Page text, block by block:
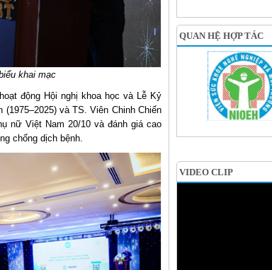
khai mạc
động Hội nghị khoa học và Lễ Kỷ
và TS. Viên Chinh Chiến
nữ Việt Nam 20/10 và đánh giá cao
chống dịch bệnh.
QUAN HỆ HỢP TÁC
VIDEO CLIP